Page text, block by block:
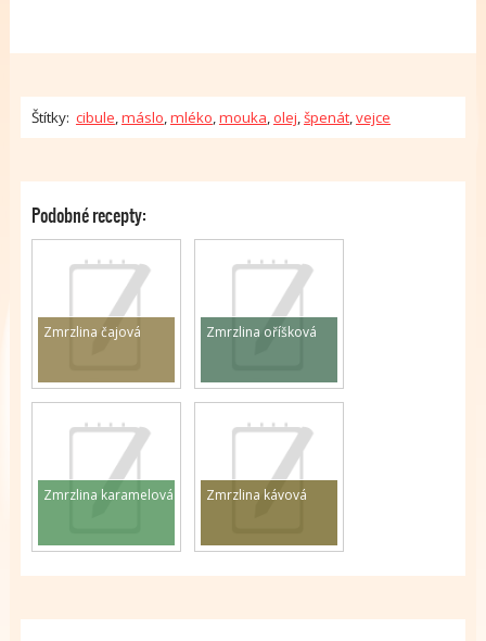
Štítky: cibule,máslo,mléko,mouka,olej,špenát,vejce
Podobné recepty:
Zmrzlina čajová Zmrzlina oříšková
Zmrzlina karamelová Zmrzlina kávová